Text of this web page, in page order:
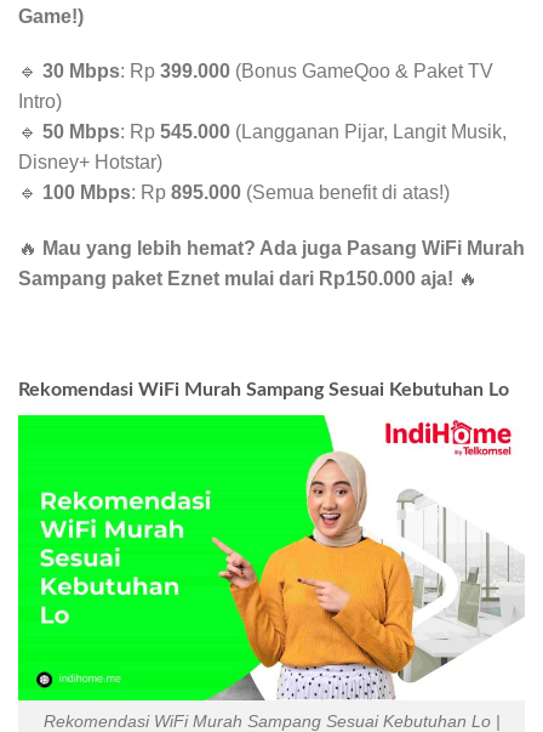
Game!)
🔹 30 Mbps: Rp 399.000 (Bonus GameQoo & Paket TV
Intro)
🔹 50 Mbps: Rp 545.000 (Langganan Pijar, Langit Musik,
Disney+ Hotstar)
🔹 100 Mbps: Rp 895.000 (Semua benefit di atas!)
🔥 Mau yang lebih hemat? Ada juga Pasang WiFi Murah
Sampang paket Eznet mulai dari Rp150.000 aja! 🔥
Rekomendasi WiFi Murah Sampang Sesuai Kebutuhan Lo
Rekomendasi WiFi Murah Sampang Sesuai Kebutuhan Lo |